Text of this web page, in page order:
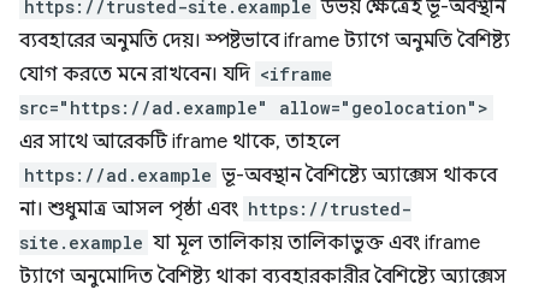
https://trusted-site.example উভয় ক্ষেত্রেই ভূ-অবস্থান
ব্যবহারের অনুমতি দেয়। স্পষ্টভাবে iframe ট্যাগে অনুমতি বৈশিষ্ট্য
যোগ করতে মনে রাখবেন। যদি <iframe
src="https://ad.example" allow="geolocation">
এর সাথে আরেকটি iframe থাকে, তাহলে
https://ad.example ভূ-অবস্থান বৈশিষ্ট্যে অ্যাক্সেস থাকবে
না। শুধুমাত্র আসল পৃষ্ঠা এবং https://trusted-
site.example যা মূল তালিকায় তালিকাভুক্ত এবং iframe
ট্যাগে অনুমোদিত বৈশিষ্ট্য থাকা ব্যবহারকারীর বৈশিষ্ট্যে অ্যাক্সেস